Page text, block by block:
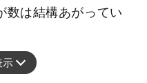
数は結構あがってい
示